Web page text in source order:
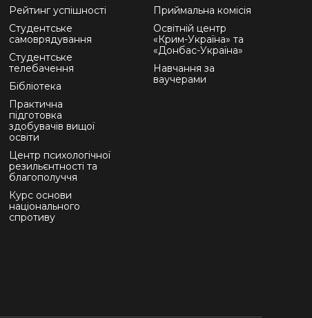
Рейтинг успішності
Студентське
самоврядування
Студентське
телебачення
Бібліотека
Практична
підготовка
здобувачів вищої
освіти
Центр психологічної
резильєнтності та
благополуччя
Курс основи
національного
спротиву
Приймальна комісія
Освітній центр
«Крим-Україна» та
«Донбас-Україна»
Навчання за
ваучерами